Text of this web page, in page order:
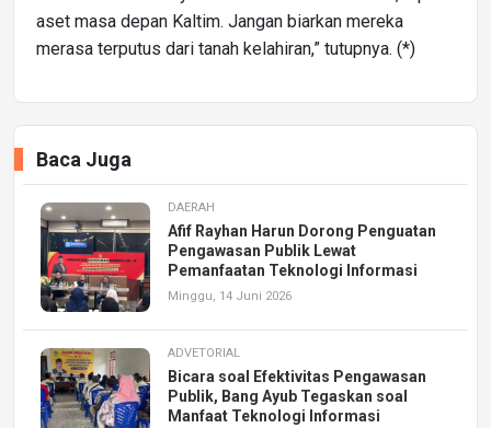
aset masa depan Kaltim. Jangan biarkan mereka
merasa terputus dari tanah kelahiran,” tutupnya. (*)
Baca Juga
DAERAH
Afif Rayhan Harun Dorong Penguatan
Pengawasan Publik Lewat
Pemanfaatan Teknologi Informasi
Minggu, 14 Juni 2026
ADVETORIAL
Bicara soal Efektivitas Pengawasan
Publik, Bang Ayub Tegaskan soal
Manfaat Teknologi Informasi